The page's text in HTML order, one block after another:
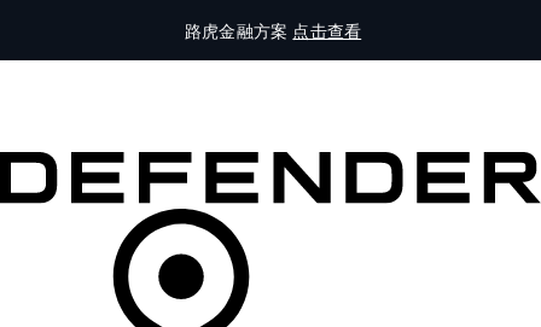
路虎金融方案 点击查看